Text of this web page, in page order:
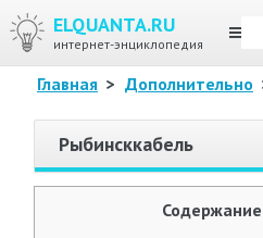
ELQUANTA.RU
интернет-энциклопедия
Главная > Дополнительно
Рыбинсккабель
Содержание